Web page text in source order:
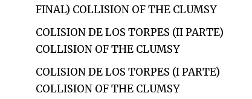
FINAL) COLLISION OF THE CLUMSY
COLISION DE LOS TORPES (II PARTE)
COLLISION OF THE CLUMSY
COLISION DE LOS TORPES (I PARTE)
COLLISION OF THE CLUMSY